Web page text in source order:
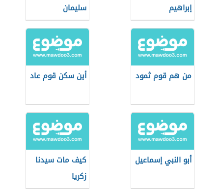
إبراهيم
سليمان
من هم قوم ثمود أين سكن قوم عاد
أبو النبي إسماعيل
كيف مات سيدنا
زكريا